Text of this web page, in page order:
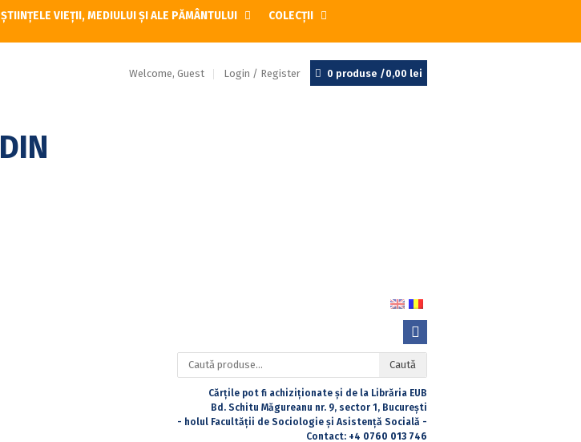
ȘTIINȚELE VIEȚII, MEDIULUI ȘI ALE PĂMÂNTULUI COLECȚII
Welcome, Guest Login / Register 0 produse /0,00 lei
Caută
după:
Caută
Cărțile pot fi achiziționate și de la Librăria EUB
Bd. Schitu Măgureanu nr. 9, sector 1, București
- holul Facultății de Sociologie și Asistență Socială -
Contact: +4 0760 013 746